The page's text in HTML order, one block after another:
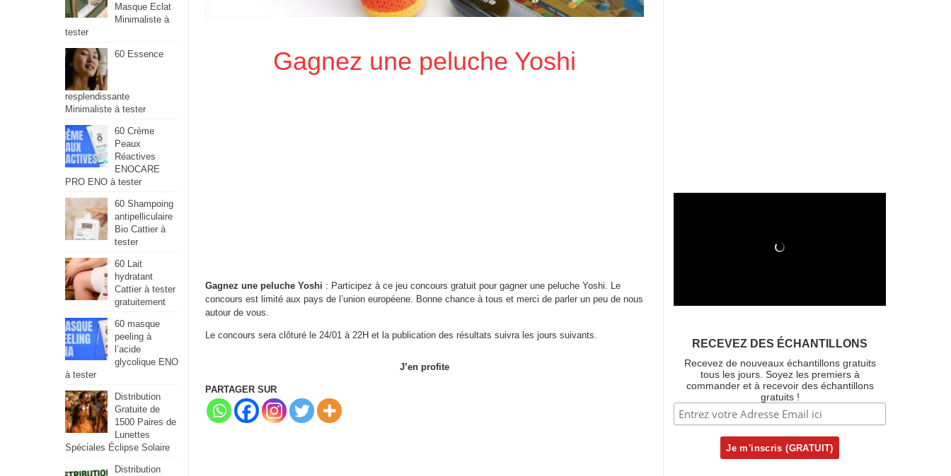
Gagnez une peluche Yoshi
Gagnez une peluche Yoshi : Participez à ce jeu concours gratuit pour gagner une peluche Yoshi. Le
concours est limité aux pays de l’union européene. Bonne chance à tous et merci de parler un peu de nous
autour de vous.
Le concours sera clôturé le 24/01 à 22H et la publication des résultats suivra les jours suivants.
J’en profite
PARTAGER SUR
Masque Eclat
Minimaliste à
tester
60 Essence
resplendissante
Minimaliste à tester
60 Crème
Peaux
Réactives
ENOCARE
PRO ENO à tester
60 Shampoing
antipelliculaire
Bio Cattier à
tester
60 Lait
hydratant
Cattier à tester
gratuitement
60 masque
peeling à
l’acide
glycolique ENO
à tester
Distribution
Gratuite de
1500 Paires de
Lunettes
Spéciales Éclipse Solaire
Distribution
RECEVEZ DES ÉCHANTILLONS
Recevez de nouveaux échantillons gratuits
tous les jours. Soyez les premiers à
commander et à recevoir des échantillons
gratuits !